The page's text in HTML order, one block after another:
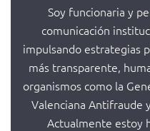
Soy funcionaria y
comunicación
impulsando estrategias
más transparente,
organismos como la
Valenciana Antifraude
Actualmente estoy